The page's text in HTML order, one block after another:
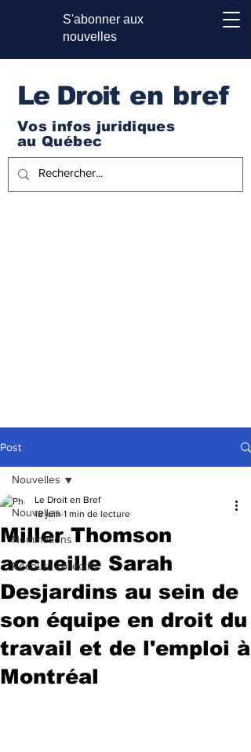
S'abonner aux
nouvelles
Le Droit en bref
Vos infos juridiques
au Québec
Post
Nouvelles
Nominations
Recours collectifs
Nouvelles
Miller Thomson
accueille Sarah
Desjardins au sein de
son équipe en droit du
travail et de l'emploi à
Montréal
Le Droit en Bref
18 juin 1 min de lecture